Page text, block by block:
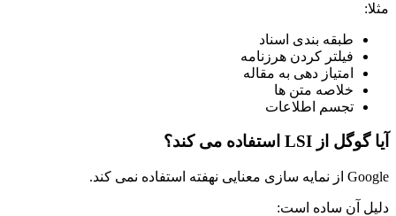
مثلا:
طبقه بندی اسناد
فیلتر کردن هرزنامه
امتیاز دهی به مقاله
خلاصه متن ها
تجسم اطلاعات
آیا گوگل از LSI استفاده می کند؟
Google از نمایه سازی معنایی نهفته استفاده نمی کند.
دلیل آن ساده است: